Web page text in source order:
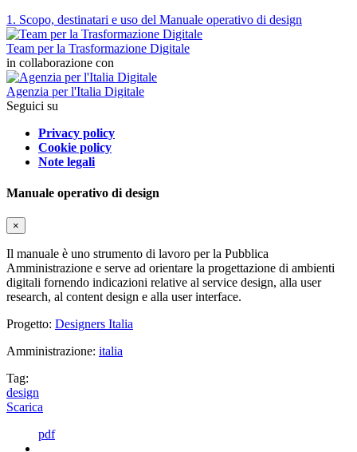
1. Scopo, destinatari e uso del Manuale operativo di design
Team per la Trasformazione Digitale
in collaborazione con
Agenzia per l'Italia Digitale
Seguici su
Privacy policy
Cookie policy
Note legali
Manuale operativo di design
×
Il manuale è uno strumento di lavoro per la Pubblica
Amministrazione e serve ad orientare la progettazione di ambienti
digitali fornendo indicazioni relative al service design, alla user
research, al content design e alla user interface.
Progetto: Designers Italia
Amministrazione: italia
Tag:
design
Scarica
pdf